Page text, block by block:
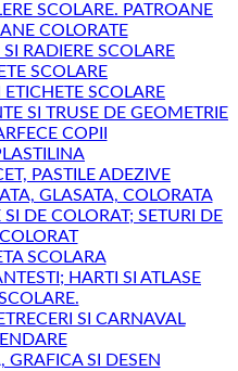
SCOLARE. PATROANE
COLORATE
RADIERE SCOLARE
SCOLARE
ETICHETE SCOLARE
SI TRUSE DE GEOMETRIE
COPII
PASTILE ADEZIVE
GLASATA, COLORATA
DE COLORAT; SETURI DE
COLORAT
SCOLARA
HARTI SI ATLASE
SI CARNAVAL
GRAFICA SI DESEN